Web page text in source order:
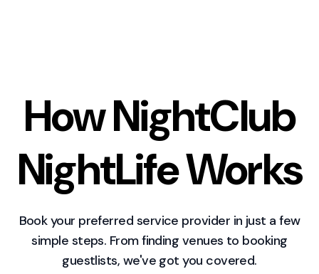
How NightClub
NightLife Works
Book your preferred service provider in just a few
simple steps. From finding venues to booking
guestlists, we've got you covered.